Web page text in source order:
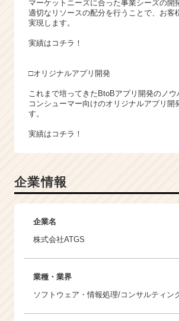
マーケットニーズに合った事業シーズの開
適切なリソースの配分を行うことで、お客
実現します。
実績はコチラ！
□オリジナルアプリ開発
これまで培ってきたBtoBアプリ開発のノウ
コンシューマー向けのオリジナルアプリ開
す。
実績はコチラ！
企業情報
企業名
株式会社ATGS
業種・業界
ソフトウェア・情報処理/コンサルティン